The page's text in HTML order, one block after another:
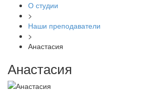
О студии
>
Наши преподаватели
>
Анастасия
Анастасия